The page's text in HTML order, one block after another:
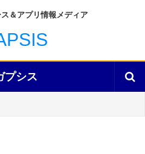
＆アプリ情報メディア
プシス